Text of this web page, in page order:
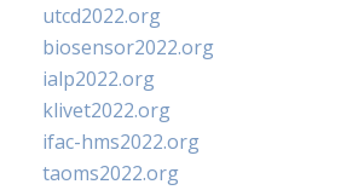
utcd2022.org
biosensor2022.org
ialp2022.org
klivet2022.org
ifac-hms2022.org
taoms2022.org